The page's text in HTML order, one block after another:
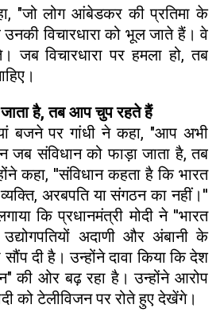
"जो लोग आंबेडकर की प्रतिमा के
विचारधारा को भूल जाते हैं। वे
जब विचारधारा पर हमला हो, तब
है, तब आप चुप रहते हैं
बजने पर गांधी ने कहा, "आप अभी
जब संविधान को फाड़ा जाता है, तब
कहा, ''संविधान कहता है कि भारत
अरबपति या संगठन का नहीं।''
कि प्रधानमंत्री मोदी ने ''भारत
अदाणी और अंबानी के
दी है। उन्होंने दावा किया कि देश
की ओर बढ़ रहा है। उन्होंने आरोप
को टेलीविजन पर रोते हुए देखेंगे।